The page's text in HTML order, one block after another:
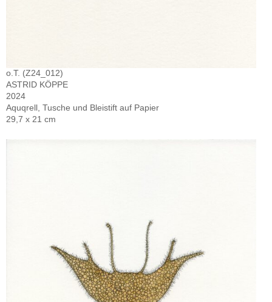
o.T. (Z24_012)
ASTRID KÖPPE
2024
Aquqrell, Tusche und Bleistift auf Papier
29,7 x 21 cm